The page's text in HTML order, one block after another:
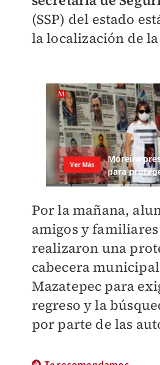
(SSP) del estado
la localización de
Por la mañana,
amigos y
realizaron una
cabecera
Mazatepec para
regreso y la
por parte de las